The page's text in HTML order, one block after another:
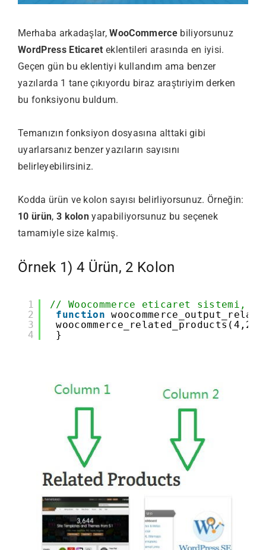
Merhaba arkadaşlar,WooCommercebiliyorsunuz
WordPress Eticaret eklentileri arasında en iyisi.
Geçen gün bu eklentiyi kullandım ama benzer
yazılarda 1 tane çıkıyordu biraz araştıriyim derken
bu fonksiyonu buldum.
Temanızın fonksiyon dosyasına alttaki gibi
uyarlarsanız benzer yazıların sayısını
belirleyebilirsiniz.
Kodda ürün ve kolon sayısı belirliyorsunuz. Örneğin:
10 ürün, 3 kolon yapabiliyorsunuz bu seçenek
tamamiyle size kalmış.
Örnek 1) 4 Ürün, 2 Kolon
1
2
3
4
// Woocommerce eticaret sistemi,
function
}